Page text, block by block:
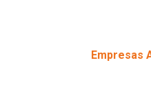
Empresas